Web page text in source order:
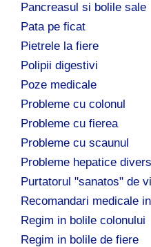
Pancreasul si bolile sale
Pata pe ficat
Pietrele la fiere
Polipii digestivi
Poze medicale
Probleme cu colonul
Probleme cu fierea
Probleme cu scaunul
Probleme hepatice
Purtatorul "sanatos" de
Recomandari medicale
Regim in bolile colonului
Regim in bolile de fiere